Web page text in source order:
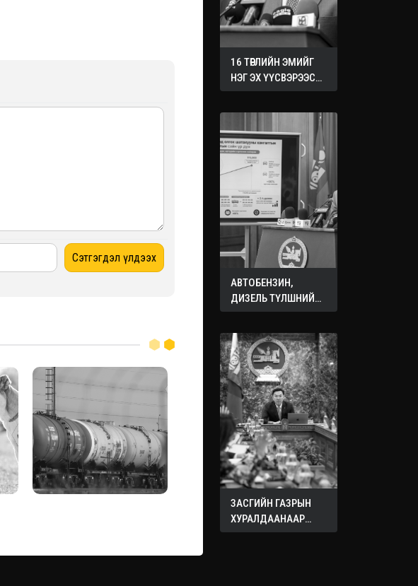
16 ТӨРЛИЙН ЭМИЙГ
НЭГ ЭХ ҮҮСВЭРЭЭС
ХУДАЛДАН АВАХ
АВТОБЕНЗИН,
ДИЗЕЛЬ ТҮЛШНИЙ
ОНЦГОЙ АЛБАН
ЗАСГИЙН ГАЗРЫН
ХУРАЛДААНААР
ХЭЛЭЛЦЭЖ БУЙ